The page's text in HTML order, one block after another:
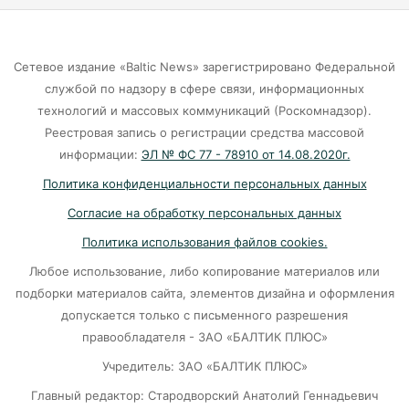
06-08-2026
«Губернатор против ям»: Беспрозванных
требует перекроить график ремонта дорог
06-08-2026
Литва ждёт атак украинских дронов
06-08-2026
Град с кулак: Калининград чудом избежал
удара стихии?
06-08-2026
Сетевое издание «Baltic News» зарегистрировано Федеральной
службой по надзору в сфере связи, информационных
технологий и массовых коммуникаций (Роскомнадзор).
Реестровая запись о регистрации средства массовой
информации: ЭЛ № ФС 77 - 78910 от 14.08.2020г.
Политика конфиденциальности персональных данных
Согласие на обработку персональных данных
Политика использования файлов cookies.
Любое использование, либо копирование материалов или
подборки материалов сайта, элементов дизайна и оформления
допускается только с письменного разрешения
правообладателя - ЗАО «БАЛТИК ПЛЮС»
Учредитель: ЗАО «БАЛТИК ПЛЮС»
Главный редактор: Стародворский Анатолий Геннадьевич